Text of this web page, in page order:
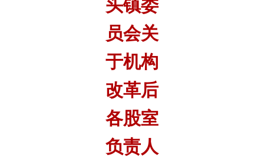
头镇委
员会关
于机构
改革后
各股室
负责人